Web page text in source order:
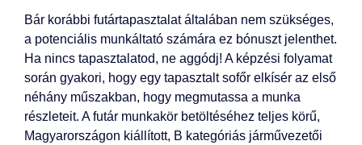
Bár korábbi futártapasztalat általában nem szükséges,
a potenciális munkáltató számára ez bónuszt jelenthet.
Ha nincs tapasztalatod, ne aggódj! A képzési folyamat
során gyakori, hogy egy tapasztalt sofőr elkísér az első
néhány műszakban, hogy megmutassa a munka
részleteit. A futár munkakör betöltéséhez teljes körű,
Magyarországon kiállított, B kategóriás járművezetői